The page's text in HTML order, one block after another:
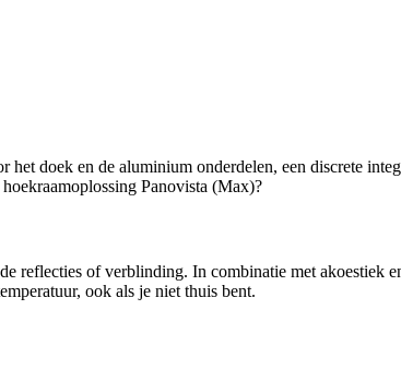
doek en de aluminium onderdelen, een discrete
Panovista (Max)?
reflecties of verblinding. In combinatie met akoestiek
ook als je niet thuis bent.